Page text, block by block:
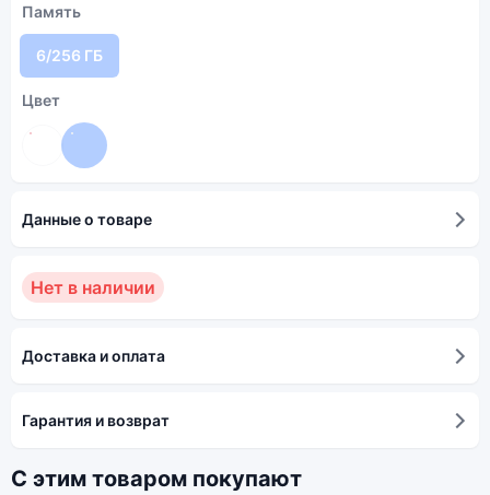
Память
6/256 ГБ
Цвет
Данные о товаре
Нет в наличии
Доставка и оплата
Гарантия и возврат
С этим товаром покупают